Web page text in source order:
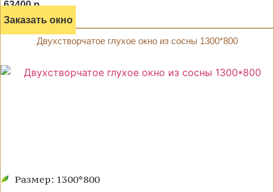
63400 р.
Заказать окно
Двухстворчатое глухое окно из сосны 1300*800
Размер: 1300*800